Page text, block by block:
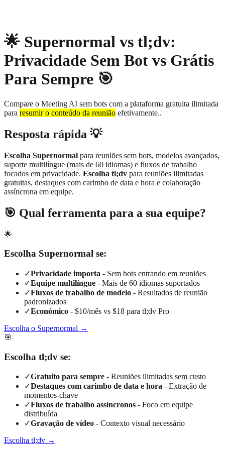
🌟 Supernormal vs tl;dv:
Privacidade Sem Bot vs Grátis
Para Sempre 🎯
Compare o Meeting AI sem bots com a plataforma gratuita ilimitada
para resumir o conteúdo da reunião efetivamente..
Resposta rápida 💡
Escolha Supernormal para reuniões sem bots, modelos avançados,
suporte multilíngue (mais de 60 idiomas) e fluxos de trabalho
focados em privacidade. Escolha tl;dv para reuniões ilimitadas
gratuitas, destaques com carimbo de data e hora e colaboração
assíncrona em equipe.
🎯 Qual ferramenta para a sua equipe?
🌟
Escolha Supernormal se:
✓Privacidade importa - Sem bots entrando em reuniões
✓Equipe multilíngue - Mais de 60 idiomas suportados
✓Fluxos de trabalho de modelo - Resultados de reunião
padronizados
✓Económico - $10/mês vs $18 para tl;dv Pro
Escolha o Supernormal →
🎯
Escolha tl;dv se:
✓Gratuito para sempre - Reuniões ilimitadas sem custo
✓Destaques com carimbo de data e hora - Extração de
momentos-chave
✓Fluxos de trabalho assíncronos - Foco em equipe
distribuída
✓Gravação de vídeo - Contexto visual necessário
Escolha tl;dv →